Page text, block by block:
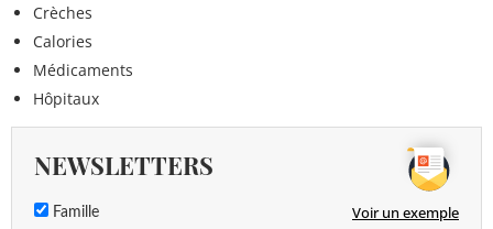
Crèches
Calories
Médicaments
Hôpitaux
NEWSLETTERS
Famille Voir un exemple